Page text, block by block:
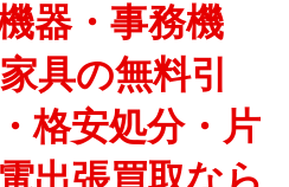
器・事務機
具の無料引
格安処分・片